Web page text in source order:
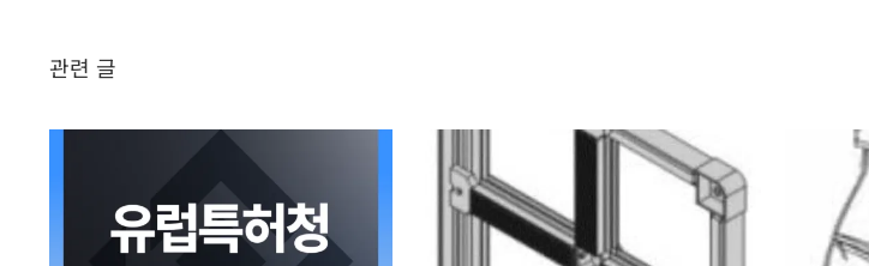
관련 글